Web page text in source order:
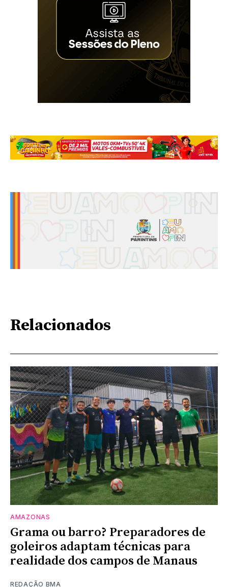
Relacionados
AMAZONAS
Grama ou barro? Preparadores de
goleiros adaptam técnicas para
realidade dos campos de Manaus
REDAÇÃO BMA